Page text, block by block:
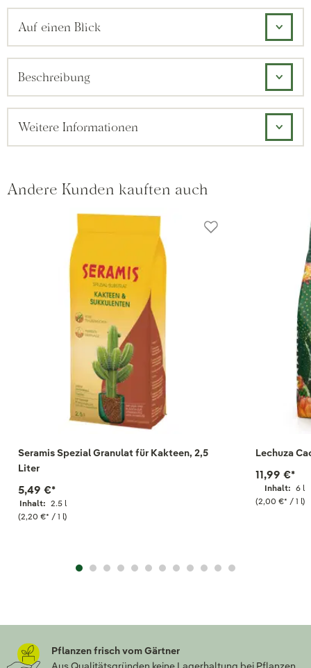
Auf einen Blick
Beschreibung
Weitere Informationen
Andere Kunden kauften auch
Seramis Spezial Granulat für Kakteen, 2,5
Liter
Inhalt: 2.5 l
(2,20 €* / 1 l)
5,49 €*
Lechuza
Inhalt: 6 l
(2,00 €* / 1 l)
11,99 €*
Pflanzen frisch vom Gärtner